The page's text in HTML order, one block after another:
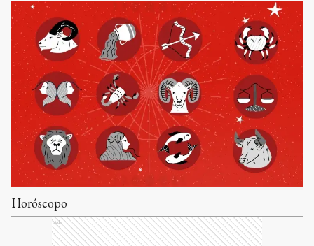
Horóscopo
Ads